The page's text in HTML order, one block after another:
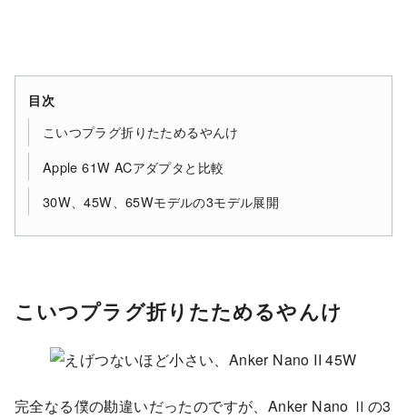
目次
こいつプラグ折りたためるやんけ
Apple 61W ACアダプタと比較
30W、45W、65Wモデルの3モデル展開
こいつプラグ折りたためるやんけ
完全なる僕の勘違いだったのですが、Anker Nano Ⅱの3